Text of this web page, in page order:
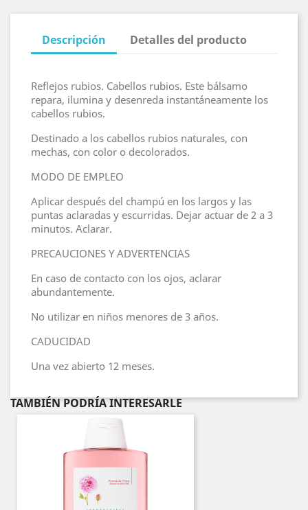
Descripción Detalles del producto
Reflejos rubios. Cabellos rubios. Este bálsamo
repara, ilumina y desenreda instantáneamente los
cabellos rubios.
Destinado a los cabellos rubios naturales, con
mechas, con color o decolorados.
MODO DE EMPLEO
Aplicar después del champú en los largos y las
puntas aclaradas y escurridas. Dejar actuar de 2 a 3
minutos. Aclarar.
PRECAUCIONES Y ADVERTENCIAS
En caso de contacto con los ojos, aclarar
abundantemente.
No utilizar en niños menores de 3 años.
CADUCIDAD
Una vez abierto 12 meses.
TAMBIÉN PODRÍA INTERESARLE